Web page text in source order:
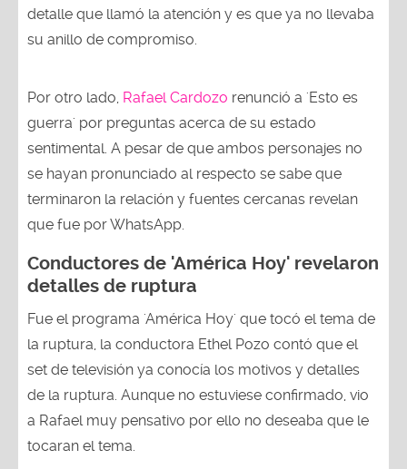
detalle que llamó la atención y es que ya no llevaba
su anillo de compromiso.
Por otro lado, Rafael Cardozo renunció a 'Esto es
guerra' por preguntas acerca de su estado
sentimental. A pesar de que ambos personajes no
se hayan pronunciado al respecto se sabe que
terminaron la relación y fuentes cercanas revelan
que fue por WhatsApp.
Conductores de 'América Hoy' revelaron
detalles de ruptura
Fue el programa 'América Hoy' que tocó el tema de
la ruptura, la conductora Ethel Pozo contó que el
set de televisión ya conocía los motivos y detalles
de la ruptura. Aunque no estuviese confirmado, vio
a Rafael muy pensativo por ello no deseaba que le
tocaran el tema.